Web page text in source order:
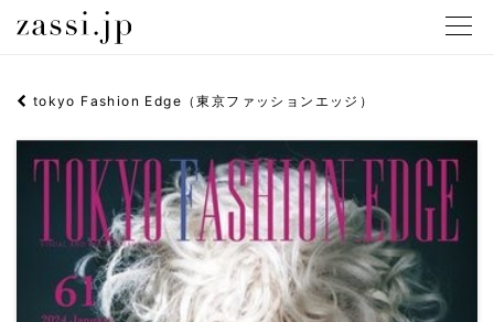
メニュ
tokyo Fashion Edge（東京ファッションエッジ）